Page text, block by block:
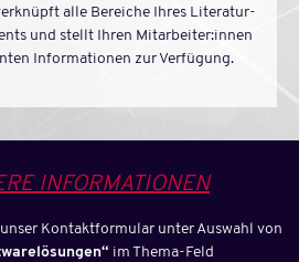
MEHR DAZU
alle Bereiche Ihres Literatur-
und stellt Ihren Mitarbeiter:innen
Informationen zur Verfügung.
INFORMATIONEN
Kontaktformular unter Auswahl von
im Thema-Feld